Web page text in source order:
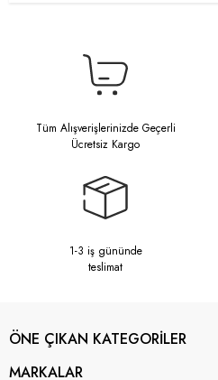
Tüm Alışverişlerinizde Geçerli
Ücretsiz Kargo
1-3 iş gününde
teslimat
ÖNE ÇIKAN KATEGORİLER
MARKALAR